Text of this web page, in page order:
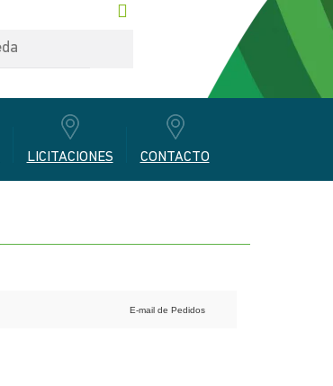
LICITACIONES CONTACTO
E-mail de Pedidos